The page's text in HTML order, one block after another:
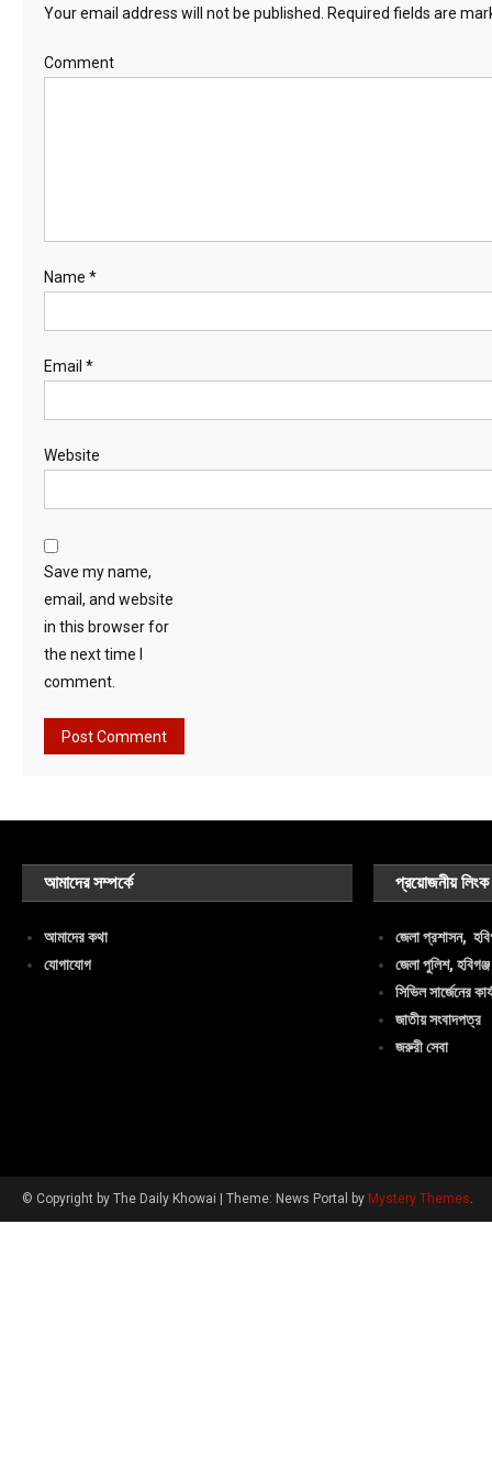
Your email address will not be published. Required fields are
Comment
Name *
Email *
Website
Save my name,
email, and website
in this browser for
the next time I
comment.
আমাদের সম্পর্কে
আমাদের কথা
যোগাযোগ
প্রয়োজনীয় লিংক
জেলা প্রশাসন,
জেলা পুলিশ, হবিগঞ্জ
সিভিল সার্জেনের
জাতীয় সংবাদপত্র
জরুরী সেবা
© Copyright by The Daily Khowai Theme: News Portal by Mystery Themes.